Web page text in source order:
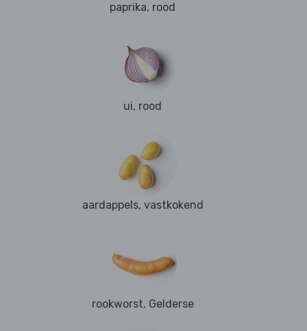
paprika, rood
ui, rood
aardappels, vastkokend
rookworst, Gelderse